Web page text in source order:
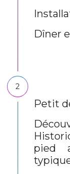
Dîner
2
Petit
pied